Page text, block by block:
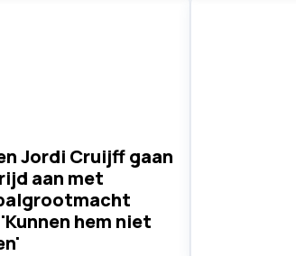
Jordi Cruijff gaan
aan met
hem niet